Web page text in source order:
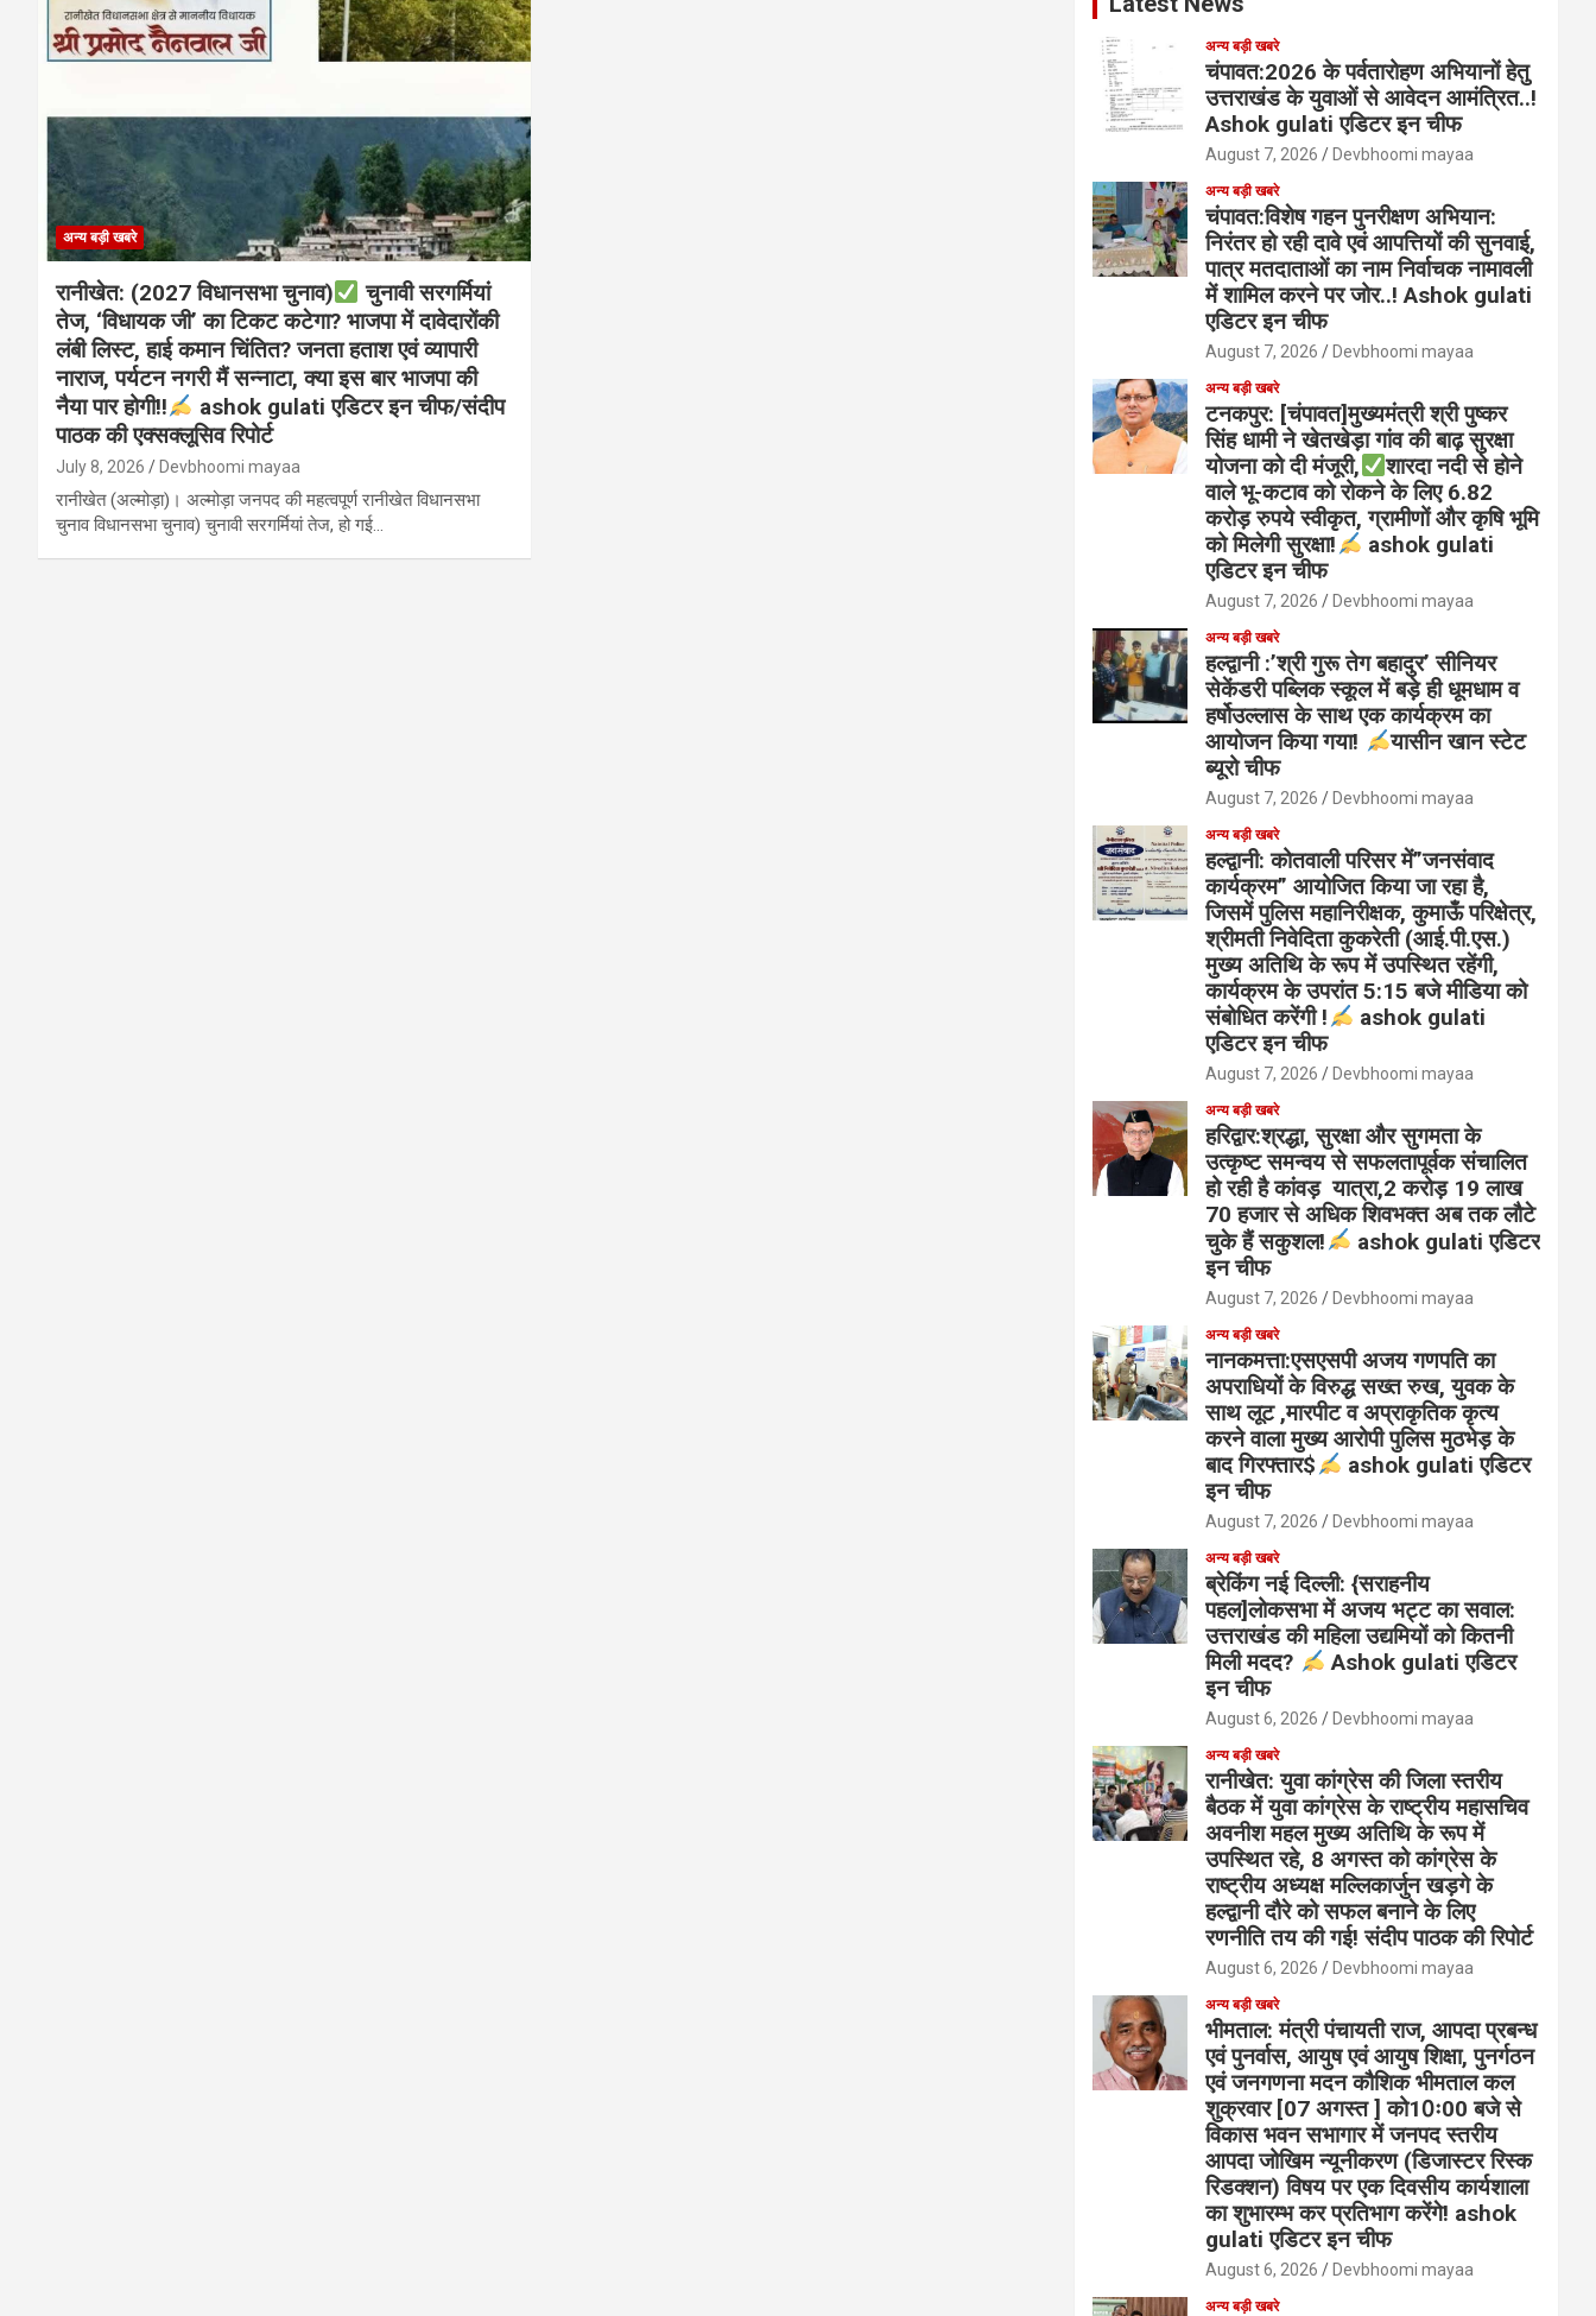
अन्य बड़ी खबरे
रानीखेत: (2027 विधानसभा चुनाव)
चुनावी सरगर्मियां
तेज, ‘विधायक जी’ का टिकट कटेगा? ‌भाजपा में दावेदारोंकी
लंबी लिस्ट, हाई कमान चिंतित? जनता हताश एवं व्यापारी
नाराज, पर्यटन नगरी मैं सन्नाटा, क्या इस बार भाजपा की
नैया पार होगी!!
ashok gulati एडिटर इन चीफ/संदीप
पाठक की एक्सक्लूसिव रिपोर्ट
July 8, 2026 Devbhoomi mayaa
रानीखेत (अल्मोड़ा)। अल्मोड़ा जनपद की महत्वपूर्ण रानीखेत विधानसभा
चुनाव विधानसभा चुनाव) चुनावी सरगर्मियां तेज, हो गई…
अन्य बड़ी खबरे
चंपावत:2026 के पर्वतारोहण अभियानों हेतु
उत्तराखंड के युवाओं से आवेदन आमंत्रित..!
Ashok gulati एडिटर इन चीफ
August 7, 2026 Devbhoomi mayaa
अन्य बड़ी खबरे
चंपावत:विशेष गहन पुनरीक्षण अभियान:
निरंतर हो रही दावे एवं आपत्तियों की सुनवाई,
पात्र मतदाताओं का नाम निर्वाचक नामावली
में शामिल करने पर जोर..! Ashok gulati
एडिटर इन चीफ
August 7, 2026 Devbhoomi mayaa
अन्य बड़ी खबरे
टनकपुर: [चंपावत]मुख्यमंत्री श्री पुष्कर
सिंह धामी ने खेतखेड़ा गांव की बाढ़ सुरक्षा
योजना को दी मंजूरी,
शारदा नदी से होने
वाले भू-कटाव को रोकने के लिए 6.82
करोड़ रुपये स्वीकृत, ग्रामीणों और कृषि भूमि
को मिलेगी सुरक्षा!
ashok gulati
एडिटर इन चीफ
August 7, 2026 Devbhoomi mayaa
अन्य बड़ी खबरे
हल्द्वानी :’श्री गुरू तेग बहादुर’ सीनियर
सेकेंडरी पब्लिक स्कूल में बड़े ही धूमधाम व
हर्षोउल्लास के साथ एक कार्यक्रम का
आयोजन किया गया!
यासीन खान स्टेट
ब्यूरो चीफ
August 7, 2026 Devbhoomi mayaa
अन्य बड़ी खबरे
हल्द्वानी: कोतवाली परिसर में”जनसंवाद
कार्यक्रम” आयोजित किया जा रहा है,
जिसमें पुलिस महानिरीक्षक, कुमाऊँ परिक्षेत्र,
श्रीमती निवेदिता कुकरेती (आई.पी.एस.)
मुख्य अतिथि के रूप में उपस्थित रहेंगी,
कार्यक्रम के उपरांत 5:15 बजे मीडिया को
संबोधित करेंगी !
ashok gulati
एडिटर इन चीफ
August 7, 2026 Devbhoomi mayaa
अन्य बड़ी खबरे
हरिद्वार:श्रद्धा, सुरक्षा और सुगमता के
उत्कृष्ट समन्वय से सफलतापूर्वक संचालित
हो रही है कांवड़ यात्रा,2 करोड़ 19 लाख
70 हजार से अधिक शिवभक्त अब तक लौटे
चुके हैं सकुशल!
ashok gulati एडिटर
इन चीफ
August 7, 2026 Devbhoomi mayaa
अन्य बड़ी खबरे
नानकमत्ता:एसएसपी अजय गणपति का
अपराधियों के विरुद्ध सख्त रुख, युवक के
साथ लूट ,मारपीट व अप्राकृतिक कृत्य
करने वाला मुख्य आरोपी पुलिस मुठभेड़ के
बाद गिरफ्तार$
ashok gulati एडिटर
इन चीफ
August 7, 2026 Devbhoomi mayaa
अन्य बड़ी खबरे
ब्रेकिंग नई दिल्ली: {सराहनीय
पहल]लोकसभा में अजय भट्ट का सवाल:
उत्तराखंड की महिला उद्यमियों को कितनी
मिली मदद?
Ashok gulati एडिटर
इन चीफ
August 6, 2026 Devbhoomi mayaa
अन्य बड़ी खबरे
रानीखेत: युवा कांग्रेस की जिला स्तरीय
बैठक में युवा कांग्रेस के राष्ट्रीय महासचिव
अवनीश महल मुख्य अतिथि के रूप में
उपस्थित रहे, 8 अगस्त को कांग्रेस के
राष्ट्रीय अध्यक्ष मल्लिकार्जुन खड़गे के
हल्द्वानी दौरे को सफल बनाने के लिए
रणनीति तय की गई! संदीप पाठक की रिपोर्ट
August 6, 2026 Devbhoomi mayaa
अन्य बड़ी खबरे
भीमताल: मंत्री पंचायती राज, आपदा प्रबन्ध
एवं पुनर्वास, आयुष एवं आयुष शिक्षा, पुनर्गठन
एवं जनगणना मदन कौशिक भीमताल कल
शुक्रवार [07 अगस्त ] को10ः00 बजे से
विकास भवन सभागार में जनपद स्तरीय
आपदा जोखिम न्यूनीकरण (डिजास्टर रिस्क
रिडक्शन) विषय पर एक दिवसीय कार्यशाला
का शुभारम्भ कर प्रतिभाग करेंगे! ashok
gulati एडिटर इन चीफ
August 6, 2026 Devbhoomi mayaa
अन्य बड़ी खबरे